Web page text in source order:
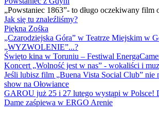
„Powstaniec 1863”- to długo oczekiwany film
Jak się tu znaleźliśmy?
Piękna Zośka
„Czarodziejska Góra” w Teatrze Miejskim w
„WYZWOLENIE”...?
Święto kina w Toruniu – Festiwal
Koncert „Wolność jest w nas” - wokaliści i
Jeśli lubisz film „Buena Vista Social Club” nie
show na Ołowiance
GAROU już 25 i 27 lutego wystąpi w Polsce!
Dame zaśpiewa w ERGO Arenie